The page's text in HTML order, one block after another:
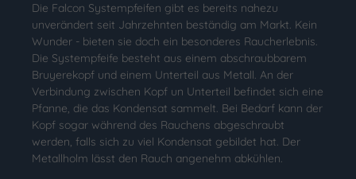
Die Falcon Systempfeifen gibt es bereits nahezu
unverändert seit Jahrzehnten beständig am Markt. Kein
Wunder - bieten sie doch ein besonderes Raucherlebnis.
Die Systempfeife besteht aus einem abschraubbarem
Bruyerekopf und einem Unterteil aus Metall. An der
Verbindung zwischen Kopf un Unterteil befindet sich eine
Pfanne, die das Kondensat sammelt. Bei Bedarf kann der
Kopf sogar während des Rauchens abgeschraubt
werden, falls sich zu viel Kondensat gebildet hat. Der
Metallholm lässt den Rauch angenehm abkühlen.